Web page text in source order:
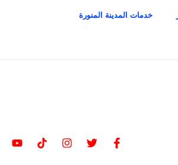
خدمات المدينة المنورة